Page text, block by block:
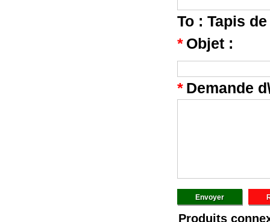
To : Tapis
* Objet :
* Demande
Produits